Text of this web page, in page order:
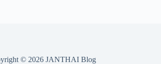
© 2026 JANTHAI Blog